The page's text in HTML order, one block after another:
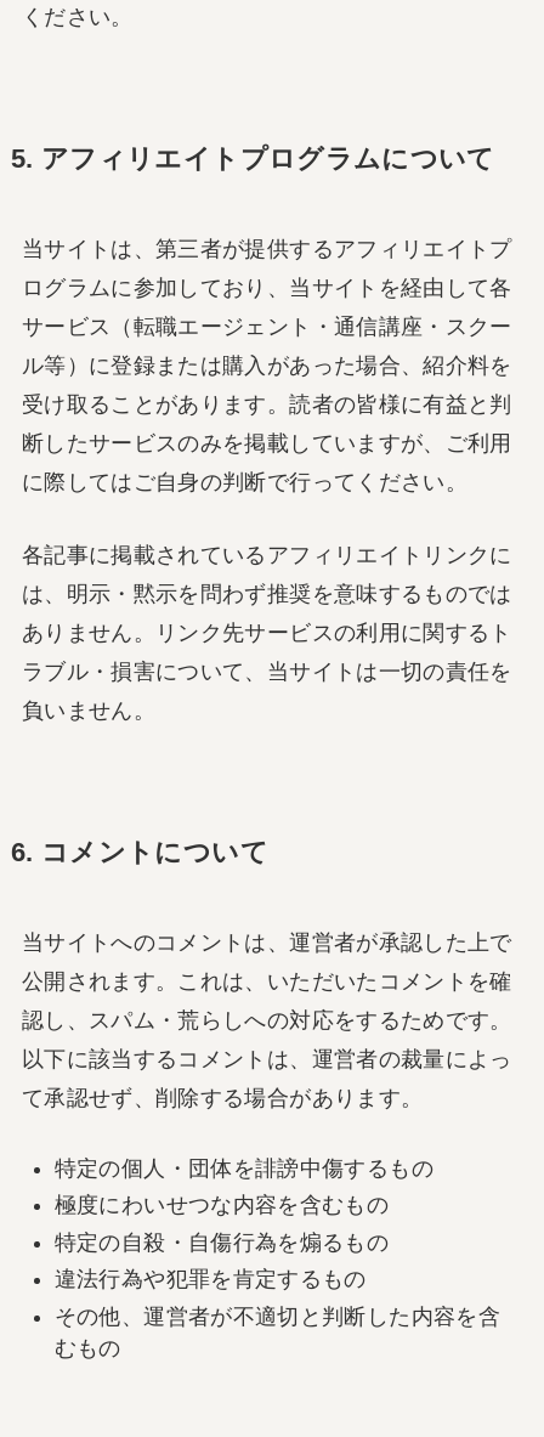
ください。
5. アフィリエイトプログラムについて
当サイトは、第三者が提供するアフィリエイトプ
ログラムに参加しており、当サイトを経由して各
サービス（転職エージェント・通信講座・スクー
ル等）に登録または購入があった場合、紹介料を
受け取ることがあります。読者の皆様に有益と判
断したサービスのみを掲載していますが、ご利用
に際してはご自身の判断で行ってください。
各記事に掲載されているアフィリエイトリンクに
は、明示・黙示を問わず推奨を意味するものでは
ありません。リンク先サービスの利用に関するト
ラブル・損害について、当サイトは一切の責任を
負いません。
6. コメントについて
当サイトへのコメントは、運営者が承認した上で
公開されます。これは、いただいたコメントを確
認し、スパム・荒らしへの対応をするためです。
以下に該当するコメントは、運営者の裁量によっ
て承認せず、削除する場合があります。
特定の個人・団体を誹謗中傷するもの
極度にわいせつな内容を含むもの
特定の自殺・自傷行為を煽るもの
違法行為や犯罪を肯定するもの
その他、運営者が不適切と判断した内容を含
むもの